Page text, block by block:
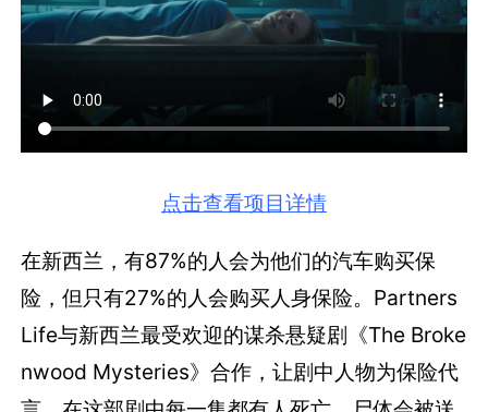
点击查看项目详情
在新西兰，有87%的人会为他们的汽车购买保
险，但只有27%的人会购买人身保险。Partners
Life与新西兰最受欢迎的谋杀悬疑剧《The Broke
nwood Mysteries》合作，让剧中人物为保险代